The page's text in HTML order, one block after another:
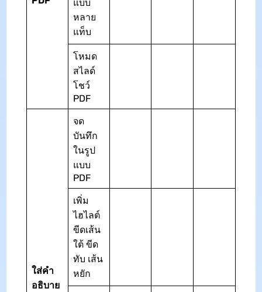
แบบ
หลาย
แท็บ
โหมด
สไลด์
โชว์
PDF
ใส่คำ
อธิบาย
จด
บันทึก
ในรูป
แบบ
PDF
เพิ่ม
ไฮไลต์
ขีดเส้น
ใต้ ขีด
ทับ เส้น
หยัก